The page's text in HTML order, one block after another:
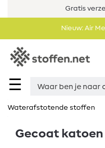
Gratis
Nieuw: Air
☰
Waterafstotende stoffen
Gecoat katoen